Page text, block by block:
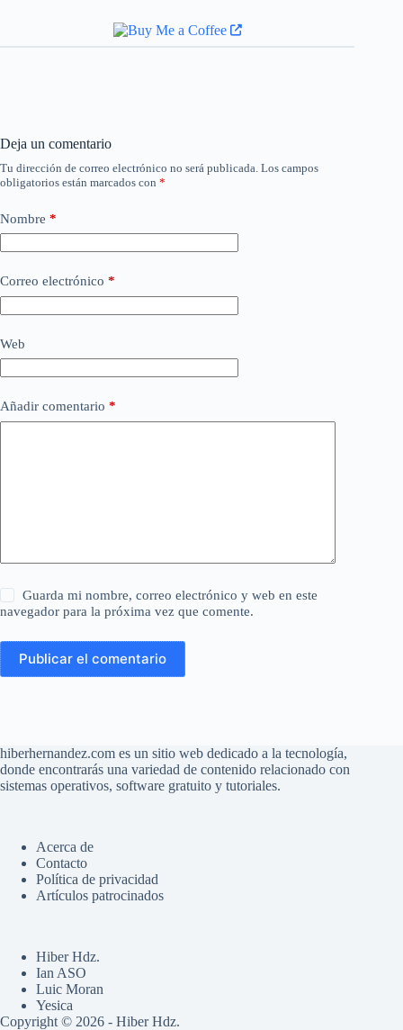
Deja un comentario
Tu dirección de correo electrónico no será publicada. Los campos
obligatorios están marcados con *
Nombre *
Correo electrónico *
Web
Añadir comentario *
Guarda mi nombre, correo electrónico y web en este
navegador para la próxima vez que comente.
Publicar el comentario
hiberhernandez.com es un sitio web dedicado a la tecnología,
donde encontrarás una variedad de contenido relacionado con
sistemas operativos, software gratuito y tutoriales.
Acerca de
Contacto
Política de privacidad
Artículos patrocinados
Hiber Hdz.
Ian ASO
Luic Moran
Yesica
Copyright © 2026 - Hiber Hdz.